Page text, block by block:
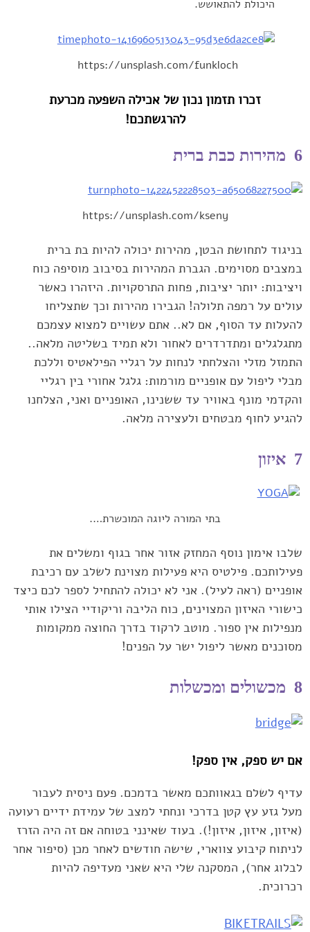
היכולת להתאושש. ‏
https://unsplash.com/funkloch
זכרו תזמון נכון של אכילה השפעה מכרעת
להרגשתכם!‏
6 מהירות כבת ברית
https://unsplash.com/kseny
בניגוד לתחושת הבטן, מהירות יכולה להיות בת ברית
‏במצבים מסוימים. הגברת המהירות בסיבוב מוסיפה כוח
ויציבות: יותר ‏יציבות, פחות התרסקויות. היזהרו כאשר
עולים על רמפה תלולה! הגבירו ‏מהירות וכך שתצליחו
להעלות עד הסוף, אם לא.. אתם עשויים למצוא ‏עצמכם
מתגלגלים ומתדרדרים לאחור ולא תמיד בשליטה מלאה..
התמזל ‏מזלי והצלחתי לנחות על רגליי הפילאטיס וללכת
מבלי ליפול עם אופניים ‏מורמות: גלגל אחורי בין רגליי
והקדמי מונף באוויר עד ששנינו, האופניים ‏ואני, הצלחנו
להגיע לחוף מבטחים ולעצירה מלאה.‏
7 איזון
בתי המורה ליוגה המוכשרת….
שלבו אימון נוסף המחזק אזור אחר בגוף ומשלים את
פעילותכם. ‏פילטיס היא פעילות מצוינת לשלב עם רכיבת
אופניים (ראה לעיל). אני לא ‏יכולה להתחיל לספר לכם כיצד
כישורי האיזון המצוינים, כוח הליבה וריקודיי ‏הצילו אותי
מנפילות אין ספור. מוטב לרקוד בדרך החוצה ממקומות
מסוכנים ‏מאשר ליפול ישר על הפנים!‏
8 מכשולים ומכשלות
אם יש ספק, אין ספק!
עדיף לשלם בגאוותכם מאשר ‏בדמכם. פעם ניסית לעבור
מעל גזע עץ קטן בדרכי ונחתי למצב של עמידת ‏ידיים רעועה
(איזון, איזון, איזון!).‏ בעוד שאינני בטוחה אם זה היה הזרז
לניתוח קיבוע צווארי, שישה חודשים ‏לאחר מכן (סיפור אחר
לבלוג אחר), המסקנה שלי היא שאני מעדיפה להיות
‏רכרוכית.‏